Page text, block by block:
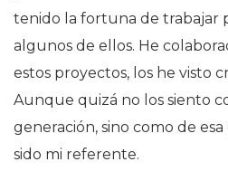
tenido la fortuna de trabajar
algunos de ellos. He
estos proyectos, los he visto
Aunque quizá no los siento
generación, sino como de
sido mi referente.